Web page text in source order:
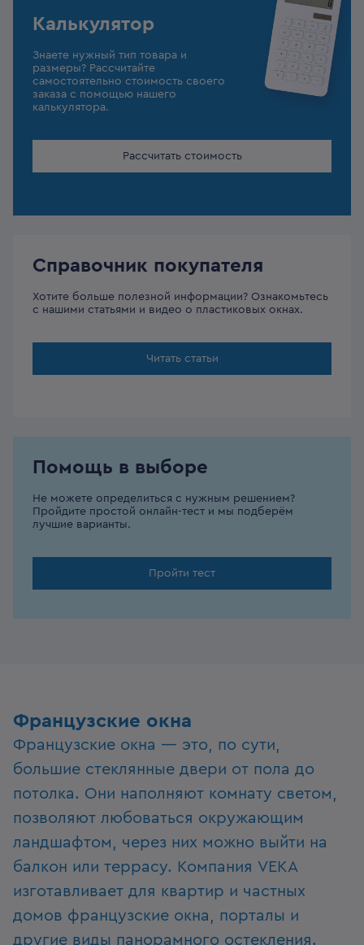
Калькулятор
Знаете нужный тип товара и
размеры? Рассчитайте
самостоятельно стоимость своего
заказа с помощью нашего
калькулятора.
Рассчитать стоимость
Справочник покупателя
Хотите больше полезной информации? Ознакомьтесь
с нашими статьями и видео о пластиковых окнах.
Читать статьи
Помощь в выборе
Не можете определиться с нужным решением?
Пройдите простой онлайн-тест и мы подберём
лучшие варианты.
Пройти тест
Французские окна
Французские окна — это, по сути,
большие стеклянные двери от пола до
потолка. Они наполняют комнату светом,
позволяют любоваться окружающим
ландшафтом, через них можно выйти на
балкон или террасу. Компания VEKA
изготавливает для квартир и частных
домов французские окна, порталы и
другие виды панорамного остекления.